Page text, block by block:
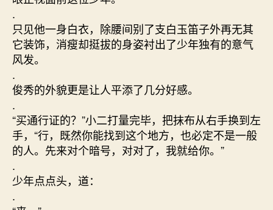
.
只见他一身白衣，除腰间别了支白玉笛子外再无其
它装饰，消瘦却挺拔的身姿衬出了少年独有的意气
风发。
.
俊秀的外貌更是让人平添了几分好感。
.
“买通行证的？”小二打量完毕，把抹布从右手换到左
手，“行，既然你能找到这个地方，也必定不是一般
的人。先来对个暗号，对对了，我就给你。”
.
少年点点头，道：
.